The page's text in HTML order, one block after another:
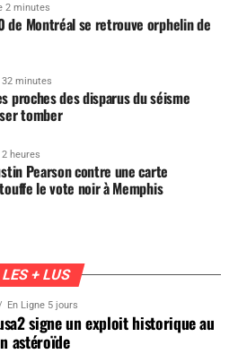
2 minutes
de Montréal se retrouve orphelin de
32 minutes
proches des disparus du séisme
tomber
2 heures
Pearson contre une carte
le vote noir à Memphis
LES + LUS
En Ligne 5 jours
signe un exploit historique au
astéroïde